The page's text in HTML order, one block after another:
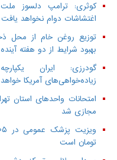
کوثری: ترامپ دلسوز
اغتشاشات دوام نخواهد یافت
توزیع روغن خام از محل
بهبود شرایط از دو هفته آینده
گودرزی: ایران
زیاده‌خواهی‌های آمریکا
امتحانات واحدهای استان
مجازی شد
تومان است